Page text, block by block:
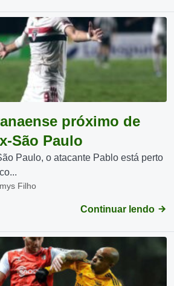
próximo de
São Paulo
Paulo, o atacante Pablo está perto
Filho
Continuar lendo